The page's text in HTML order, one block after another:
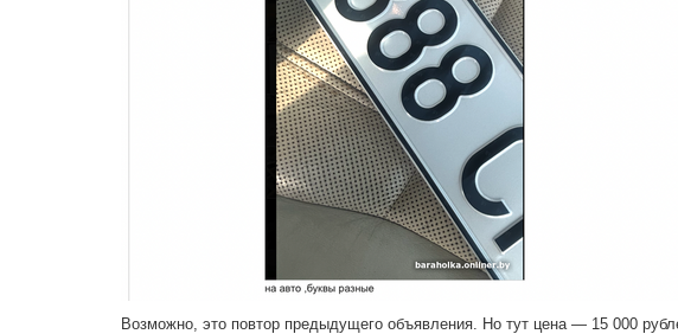
Возможно, это повтор предыдущего объявления. Но тут цена — 15 000